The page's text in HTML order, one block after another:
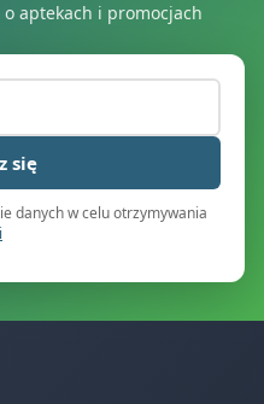
aptekach i promocjach
się
danych w celu otrzymywania